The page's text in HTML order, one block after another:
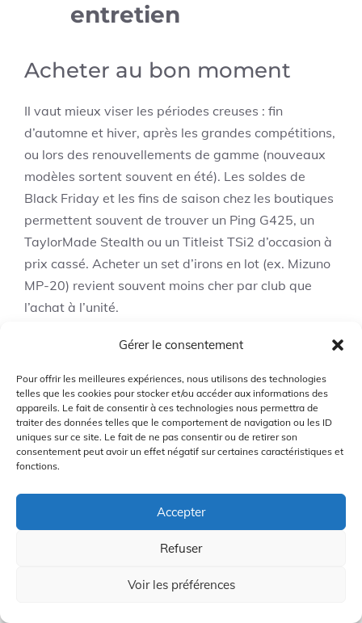
Gérer le consentement
Pour offrir les meilleures expériences, nous utilisons des technologies
telles que les cookies pour stocker et/ou accéder aux informations des
appareils. Le fait de consentir à ces technologies nous permettra de
traiter des données telles que le comportement de navigation ou les ID
uniques sur ce site. Le fait de ne pas consentir ou de retirer son
consentement peut avoir un effet négatif sur certaines caractéristiques et
fonctions.
Accepter
Refuser
Voir les préférences
entretien
Acheter au bon moment
Il vaut mieux viser les périodes creuses : fin
d’automne et hiver, après les grandes compétitions,
ou lors des renouvellements de gamme (nouveaux
modèles sortent souvent en été). Les soldes de
Black Friday et les fins de saison chez les boutiques
permettent souvent de trouver un Ping G425, un
TaylorMade Stealth ou un Titleist TSi2 d’occasion à
prix cassé. Acheter un set d’irons en lot (ex. Mizuno
MP-20) revient souvent moins cher par club que
l’achat à l’unité.
Penser au fitting même pour
de l’occasion
Un fitting basique (session statique ou 30–45 min
sur simulateur) coûte souvent 20–60 € mais peut
transformer un club déjà performant en outil adapté
fitting “à la carte” pour un driver d’occasion — c’est
souvent l’amélioration la plus rentable. Exemple : un
driver remis à neuf + fitting peut valoir mieux qu’un